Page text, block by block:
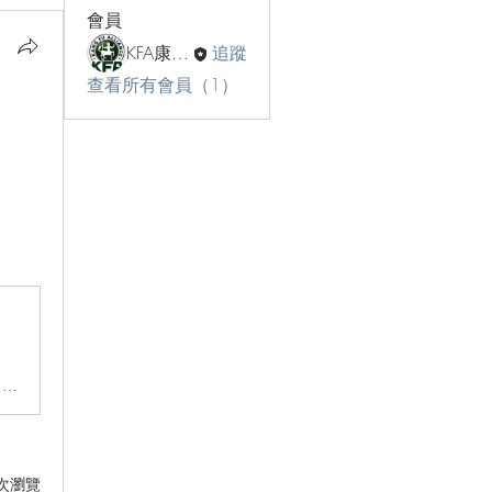
登入this.gbar_=this.gbar_||{};(function(_){var window=this; try{ _.Sd=function(a,b,c){if(!a.o)if(c ins...
瀏覽
會員
KFA康輔聯盟
追蹤
查看所有會員（1）